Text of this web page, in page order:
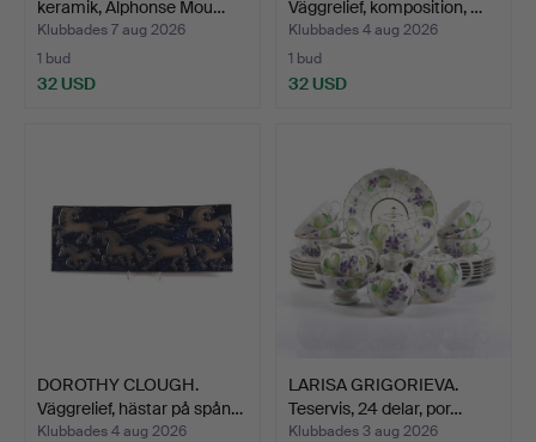
keramik, Alphonse Mou…
Klubbades 7 aug 2026
1 bud
32 USD
Väggrelief, komposition, …
Klubbades 4 aug 2026
1 bud
32 USD
DOROTHY CLOUGH.
Väggrelief, hästar på spån…
Klubbades 4 aug 2026
LARISA GRIGORIEVA.
Teservis, 24 delar, por…
Klubbades 3 aug 2026